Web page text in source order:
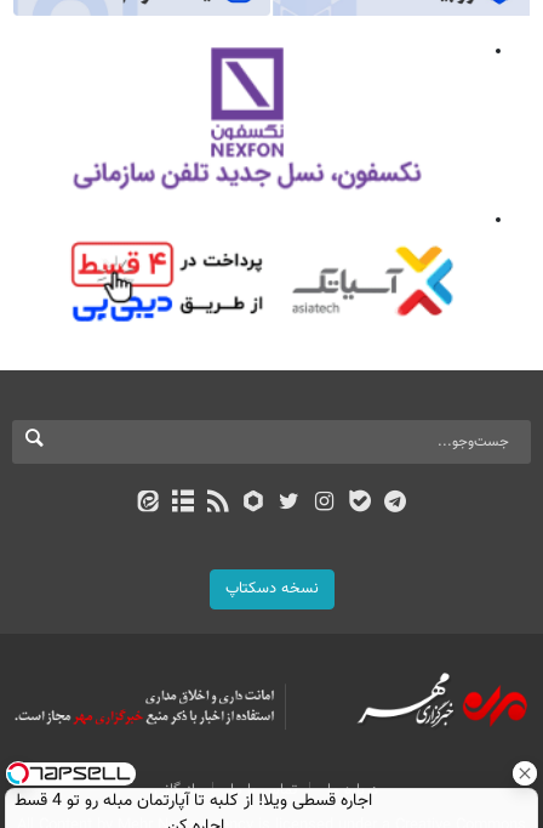
نسخه دسکتاپ
درباره ما تماس با ما
بازرگانی
اجاره‌ قسطی ویلا! از کلبه تا آپارتمان مبله رو تو 4 قسط